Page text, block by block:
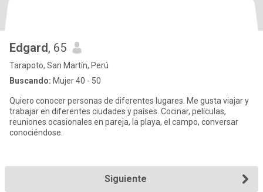
Edgard, 65
Tarapoto, San Martín, Perú
Buscando: Mujer 40 - 50
Quiero conocer personas de diferentes lugares. Me gusta viajar y
trabajar en diferentes ciudades y países. Cocinar, películas,
reuniones ocasionales en pareja, la playa, el campo, conversar
conociéndose.
Siguiente